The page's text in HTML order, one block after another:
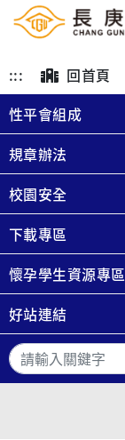
::: 回首頁
性平會組成
規章辦法
校園安全
下載專區
懷孕學生資源專區
好站連結